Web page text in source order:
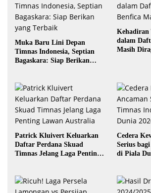
Muka Baru Lini Depan
Timnas Indonesia, Septian
Bagaskara: Siap Berikan
Kehadiran
dalam
Masih
Patrick Kluivert Keluarkan
Daftar Perdana Skuad
Timnas Jelang Laga Penting
Cedera
Serius
di Piala